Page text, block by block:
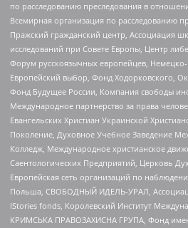
по расследованию преследования в
Всемирная организация по расследованию
Пражский гражданский центр, Ассоциация
исследований при Совете Европы, Центр
Форум русскоязычных европейцев,
Европейский выбор, Фонд Ходорковского,
Фонд Будущее России, Компания свободы
Международное партнерство за права
Евангельских Христиан Украинской
Поколение, Духовное Учебное Заведение
Колледж, Международное христианское
Саентологических Предприятий, Церковь
Европейская сеть организаций по
Польша, СВОБОДНЫЙ ИДЕЛЬ-УРАЛ,
IStories fonds, Королевский Институт
КРИМСЬКА ПРАВОЗАХИСНА ГРУПА, Фонд